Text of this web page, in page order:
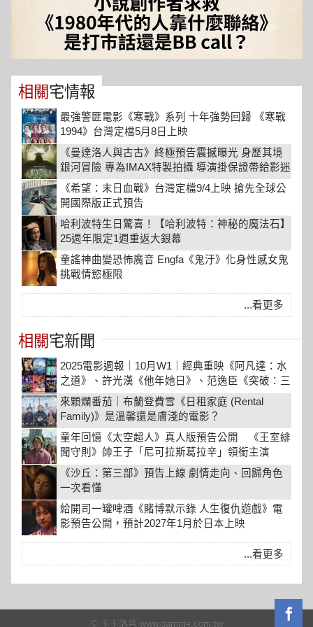
相關宅情報
最強警匪電影《寒戰》系列 十年強勢回歸 《寒戰
1994》台灣定檔5月8日上映
《曼達洛人與古古》終極預告震撼曝光 身歷其境
銀河冒險 專為IMAX特製拍攝 導演掛保證帶給影迷
最極致的星際冒險饗宴
《希望：末日血戰》台灣定檔9/4上映 搶先全球公
開國際版正式預告
哈利波特生日驚喜！【哈利波特：神秘的魔法石】
25週年限定1週重返大銀幕
童謠神曲變恐怖魔音 Engfa《鬼汙》化身性感女鬼
挑戰情慾極限
...看更多
相關宅新聞
2025電影週報｜10月W1｜經典重映《阿凡達：水
之道》、許光漢《他年她日》、范逸臣《突破：三
千米的泳氣》強檔新片登場
來顆爛番茄｜布蘭登費雪《日租家庭 (Rental
Family)》是溫馨還是膚淺的電影？
童年回憶《太空超人》真人版預告公開 《王室緋
聞守則》帥王子「尼可拉斯葛拉辛」領銜主演
《沙丘：第三部》預告上線 劇情走向、回歸角色
一次看懂
給開司一罐啤酒《賭博默示錄 人生復仇遊戲》電
影預告公開，預計2027年1月於日本上映
...看更多
© 卡卡洛普 www.gamme.com.tw